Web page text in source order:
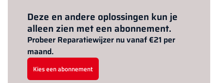
Deze en andere oplossingen kun je
alleen zien met een abonnement.
Probeer Reparatiewijzer nu vanaf €21 per
maand.
Kies een abonnement